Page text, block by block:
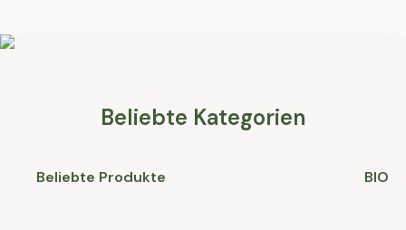
Beliebte Kategorien
Beliebte Produkte BIO